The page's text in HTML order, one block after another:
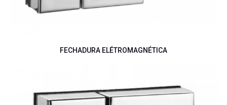
FECHADURA ELÉTROMAGNÉTICA